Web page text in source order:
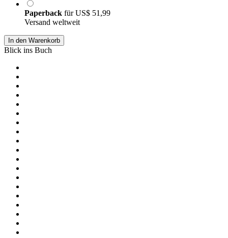
Paperback fürUS$ 51,99
Versand weltweit
In den Warenkorb
Blick ins Buch